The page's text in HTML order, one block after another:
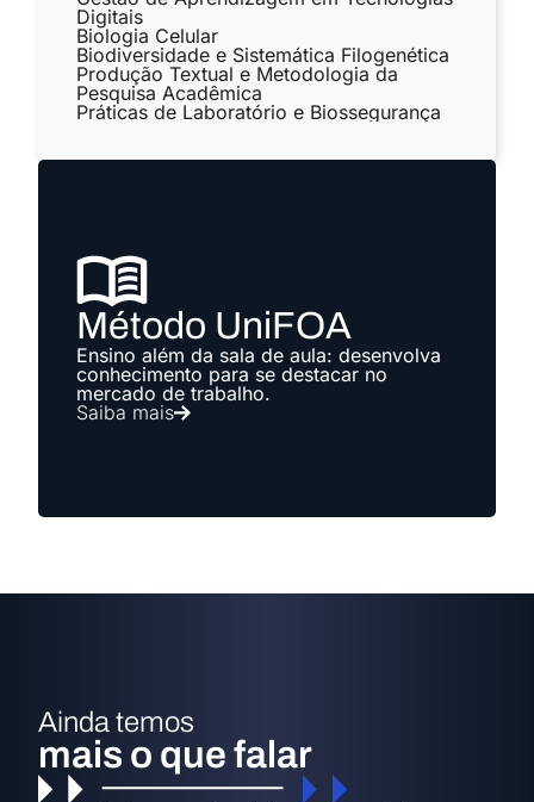
Digitais
Biologia Celular
Biodiversidade e Sistemática Filogenética
Produção Textual e Metodologia da
Pesquisa Acadêmica
Práticas de Laboratório e Biossegurança
Método UniFOA
Ensino além da sala de aula: desenvolva
conhecimento para se destacar no
mercado de trabalho.
Saiba mais
Ainda temos
mais o que falar